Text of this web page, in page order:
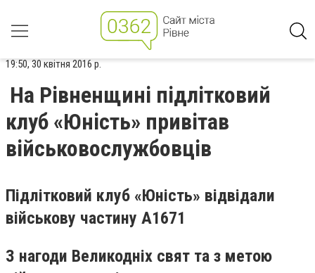
19:50, 30 квітня 2016 р.
На Рівненщині підлітковий
клуб «Юність» привітав
військовослужбовців
Підлітковий клуб «Юність» відвідали
військову частину А1671
З нагоди Великодніх свят та з метою